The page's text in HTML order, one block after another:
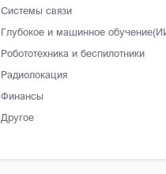
Системы связи
Глубокое и машинное
Робототехника и беспилотники
Радиолокация
Финансы
Другое